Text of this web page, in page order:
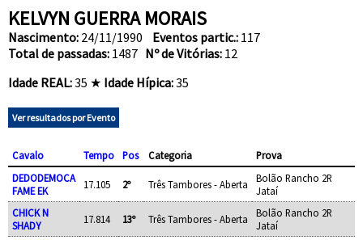
KELVYN GUERRA MORAIS
Nascimento: 24/11/1990 Eventos partic.: 117
Total de passadas: 1487 Nº de Vitórias: 12
Idade REAL:35 ★ Idade Hípica:35
Ver resultados por Evento
Cavalo Tempo Pos Categoria
Prova
DEDODEMOCA
FAME EK
17.105 2º Três Tambores - Aberta
Bolão Rancho 2R
Jataí
CHICK N
SHADY
17.814 13º Três Tambores - Aberta
Bolão Rancho 2R
Jataí